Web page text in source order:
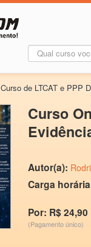
Curso de LTCAT e PPP
Curso
Autor(a):
Carga
Por: R$ 24,90
(Pagamento único)